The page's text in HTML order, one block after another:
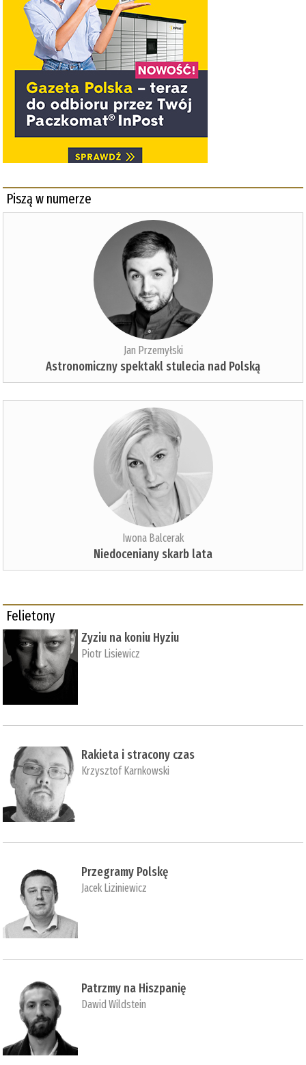
Piszą w numerze
Jan Przemyłski
Astronomiczny spektakl stulecia nad Polską
Iwona Balcerak
Niedoceniany skarb lata
Felietony
Zyziu na koniu Hyziu
Piotr Lisiewicz
Rakieta i stracony czas
Krzysztof Karnkowski
Przegramy Polskę
Jacek Liziniewicz
Patrzmy na Hiszpanię
Dawid Wildstein